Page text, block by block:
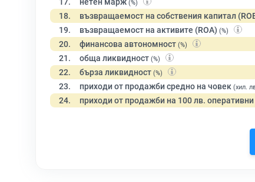
(%)
18. възвращаемост на собствения капитал
19. възвращаемост на активите (ROA) (%)
20. финансова автономност (%)
21. обща ликвидност (%)
22. бърза ликвидност (%)
23. приходи от продажби средно на човек (хил.
24. приходи от продажби на 100 лв. оперативни